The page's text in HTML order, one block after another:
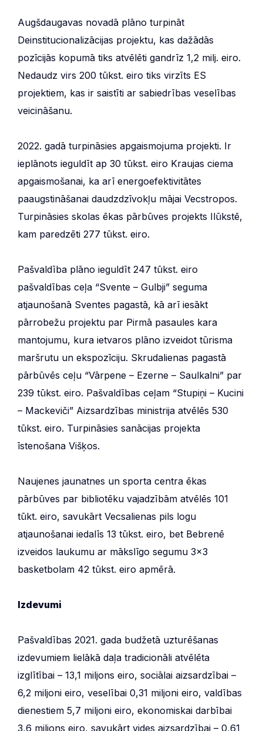
Augšdaugavas novadā plāno turpināt
Deinstitucionalizācijas projektu, kas dažādās
pozīcijās kopumā tiks atvēlēti gandrīz 1,2 milj. eiro.
Nedaudz virs 200 tūkst. eiro tiks virzīts ES
projektiem, kas ir saistīti ar sabiedrības veselības
veicināšanu.
2022. gadā turpināsies apgaismojuma projekti. Ir
ieplānots ieguldīt ap 30 tūkst. eiro Kraujas ciema
apgaismošanai, ka arī energoefektivitātes
paaugstināšanai daudzdzīvokļu mājai Vecstropos.
Turpināsies skolas ēkas pārbūves projekts Ilūkstē,
kam paredzēti 277 tūkst. eiro.
Pašvaldība plāno ieguldīt 247 tūkst. eiro
pašvaldības ceļa “Svente – Gulbji” seguma
atjaunošanā Sventes pagastā, kā arī iesākt
pārrobežu projektu par Pirmā pasaules kara
mantojumu, kura ietvaros plāno izveidot tūrisma
maršrutu un ekspozīciju. Skrudalienas pagastā
pārbūvēs ceļu “Vārpene – Ezerne – Saulkalni” par
239 tūkst. eiro. Pašvaldības ceļam “Stupiņi – Kucini
– Mackeviči” Aizsardzības ministrija atvēlēs 530
tūkst. eiro. Turpināsies sanācijas projekta
īstenošana Višķos.
Naujenes jaunatnes un sporta centra ēkas
pārbūves par bibliotēku vajadzībām atvēlēs 101
tūkt. eiro, savukārt Vecsalienas pils logu
atjaunošanai iedalīs 13 tūkst. eiro, bet Bebrenē
izveidos laukumu ar mākslīgo segumu 3×3
basketbolam 42 tūkst. eiro apmērā.
Izdevumi
Pašvaldības 2021. gada budžetā uzturēšanas
izdevumiem lielākā daļa tradicionāli atvēlēta
izglītībai – 13,1 miljons eiro, sociālai aizsardzībai –
6,2 miljoni eiro, veselībai 0,31 miljoni eiro, valdības
dienestiem 5,7 miljoni eiro, ekonomiskai darbībai
3,6 miljons eiro, savukārt vides aizsardzībai – 0,61